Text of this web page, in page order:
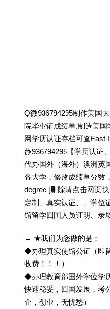
Q微936794295制作美国
院毕业证成绩单,制造美
网学历认证存档可查East
薇936794295【学历认证
代办国外（海外）澳洲英
各大学，修改成绩单分数
degree [删除请点击网页
定制、真实认证、、学位
馆留学回囯人员证明、录
→ ★我们为您做的是：
◆办理真实使馆公证（即
收费！！！）
◆办理教育部国外学位学
快速稳妥，回国发展，考
企，创业，无忧愁）